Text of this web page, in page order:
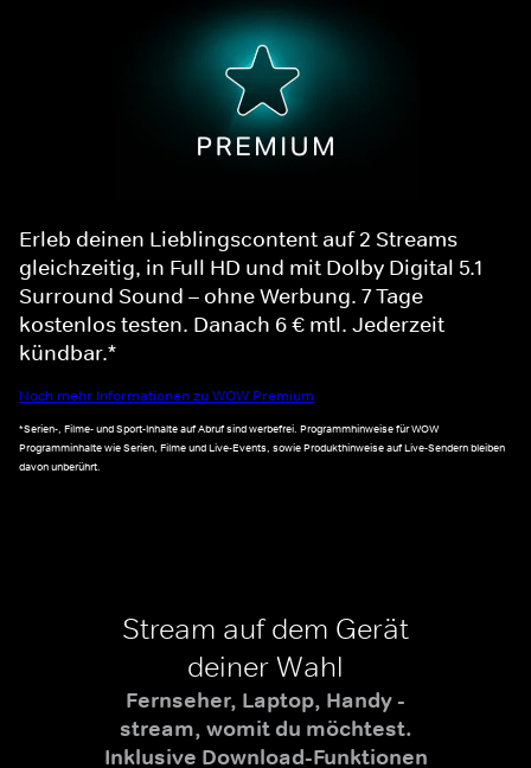
Erleb deinen Lieblingscontent auf 2 Streams
gleichzeitig, in Full HD und mit Dolby Digital 5.1
Surround Sound – ohne Werbung. 7 Tage
kostenlos testen. Danach 6 € mtl. Jederzeit
kündbar.*
Noch mehr Informationen zu WOW Premium
*Serien-, Filme- und Sport-Inhalte auf Abruf sind werbefrei. Programmhinweise für WOW
Programminhalte wie Serien, Filme und Live-Events, sowie Produkthinweise auf Live-Sendern bleiben
davon unberührt.
Stream auf dem Gerät
deiner Wahl
Fernseher, Laptop, Handy -
stream, womit du möchtest.
Inklusive Download-Funktionen